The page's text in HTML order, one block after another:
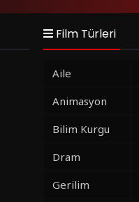
Film Türleri
Aile
Animasyon
Bilim Kurgu
Dram
Gerilim